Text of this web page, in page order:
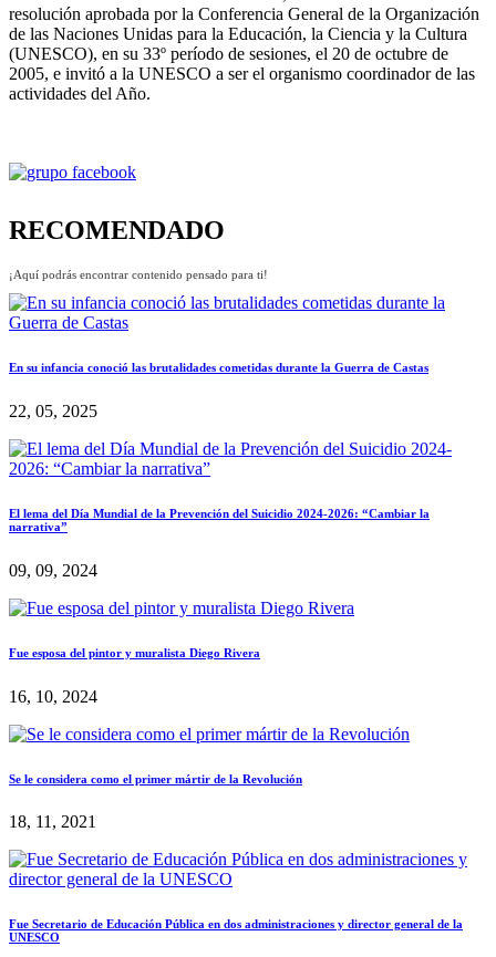
resolución aprobada por la Conferencia General de la Organización
de las Naciones Unidas para la Educación, la Ciencia y la Cultura
(UNESCO), en su 33º período de sesiones, el 20 de octubre de
2005, e invitó a la UNESCO a ser el organismo coordinador de las
actividades del Año.
RECOMENDADO
¡Aquí podrás encontrar contenido pensado para ti!
En su infancia conoció las brutalidades cometidas durante la Guerra de Castas
22, 05, 2025
El lema del Día Mundial de la Prevención del Suicidio 2024-2026: “Cambiar la
narrativa”
09, 09, 2024
Fue esposa del pintor y muralista Diego Rivera
16, 10, 2024
Se le considera como el primer mártir de la Revolución
18, 11, 2021
Fue Secretario de Educación Pública en dos administraciones y director general de la
UNESCO